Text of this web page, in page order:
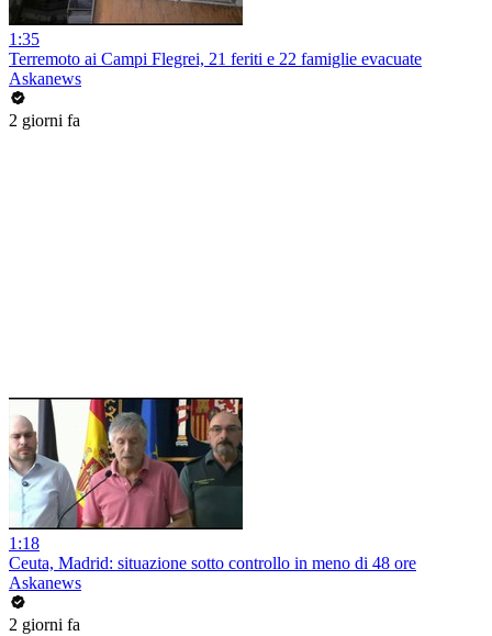
1:35
Terremoto ai Campi Flegrei, 21 feriti e 22 famiglie evacuate
Askanews
2 giorni fa
1:18
Ceuta, Madrid: situazione sotto controllo in meno di 48 ore
Askanews
2 giorni fa